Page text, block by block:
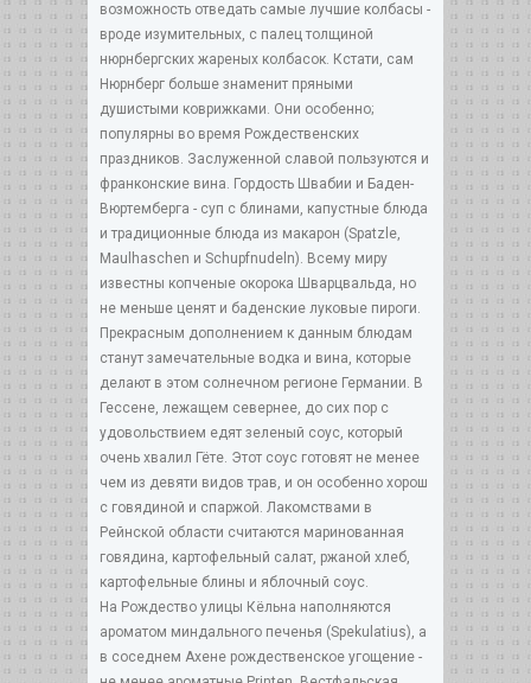
возможность отведать самые лучшие колбасы -
вроде изумительных, с палец толщиной
нюрнбергских жареных колбасок. Кстати, сам
Нюрнберг больше знаменит пряными
душистыми коврижками. Они особенно;
популярны во время Рождественских
праздников. Заслуженной славой пользуются и
франконские вина. Гордость Швабии и Баден-
Вюртемберга - суп с блинами, капустные блюда
и традиционные блюда из макарон (Spatzle,
Maulhaschen и Schupfnudeln). Всему миру
известны копченые окорока Шварцвальда, но
не меньше ценят и баденские луковые пироги.
Прекрасным дополнением к данным блюдам
станут замечательные водка и вина, которые
делают в этом солнечном регионе Германии. В
Гессене, лежащем севернее, до сих пор с
удовольствием едят зеленый соус, который
очень хвалил Гёте. Этот соус готовят не менее
чем из девяти видов трав, и он особенно хорош
с говядиной и спаржой. Лакомствами в
Рейнской области считаются маринованная
говядина, картофельный салат, ржаной хлеб,
картофельные блины и яблочный соус.
На Рождество улицы Кёльна наполняются
ароматом миндального печенья (Spekulatius), а
в соседнем Ахене рождественское угощение -